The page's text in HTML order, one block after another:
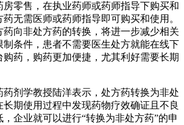
零售，在执业药师或药师指导下购买和
无需医师或药师指导即可购买和使用。
药向非处方药的转换，将进一步减少相关
制条件，患者不需要医生处方就能在线下
药，购药更加便捷，尤其利好需要长期
剂学教授陆洋表示，处方药转换为非处
期使用过程中发现药物疗效确证且不良
企业就可以进行“转换为非处方药”的申